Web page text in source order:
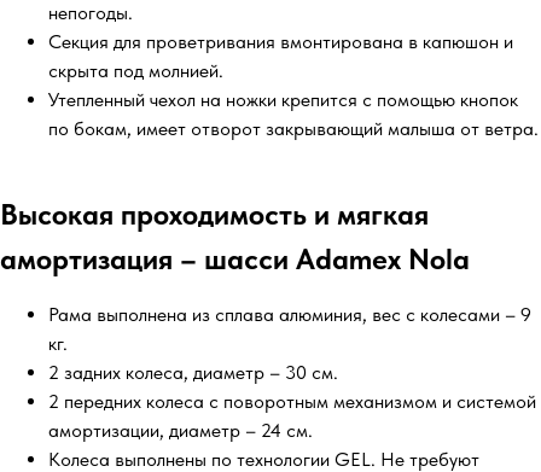
непогоды.
Секция для проветривания вмонтирована в капюшон и
скрыта под молнией.
Утепленный чехол на ножки крепится с помощью кнопок
по бокам, имеет отворот закрывающий малыша от ветра.
Высокая проходимость и мягкая
амортизация – шасси Adamex Nola
Рама выполнена из сплава алюминия, вес с колесами – 9
кг.
2 задних колеса, диаметр – 30 см.
2 передних колеса с поворотным механизмом и системой
амортизации, диаметр – 24 см.
Колеса выполнены по технологии GEL. Не требуют